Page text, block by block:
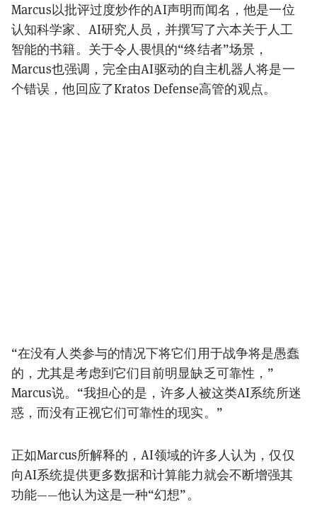
Marcus以批评过度炒作的AI声明而闻名，他是一位
认知科学家、AI研究人员，并撰写了六本关于人工
智能的书籍。关于令人畏惧的“终结者”场景，
Marcus也强调，完全由AI驱动的自主机器人将是一
个错误，他回应了Kratos Defense高管的观点。
“在没有人类参与的情况下将它们用于战争将是愚蠢
的，尤其是考虑到它们目前明显缺乏可靠性，”
Marcus说。“我担心的是，许多人被这类AI系统所迷
惑，而没有正视它们可靠性的现实。”
正如Marcus所解释的，AI领域的许多人认为，仅仅
向AI系统提供更多数据和计算能力就会不断增强其
功能——他认为这是一种“幻想”。